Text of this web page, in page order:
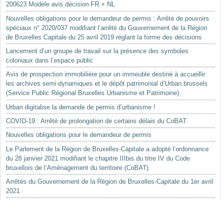
200623 Modèle avis décision FR + NL
Nouvelles obligations pour le demandeur de permis : Arrêté de pouvoirs
spéciaux n° 2020/037 modifiant l’arrêté du Gouvernement de la Région
de Bruxelles Capitale du 25 avril 2019 réglant la forme des décisions
Lancement d’un groupe de travail sur la présence des symboles
coloniaux dans l’espace public
Avis de prospection immobilière pour un immeuble destiné à accueillir
les archives semi-dynamiques et le dépôt patrimonial d’Urban.brussels
(Service Public Régional Bruxelles Urbanisme et Patrimoine).
Urban digitalise la demande de permis d’urbanisme !
COVID-19 : Arrêté de prolongation de certains délais du CoBAT
Nouvelles obligations pour le demandeur de permis
Le Parlement de la Région de Bruxelles-Capitale a adopté l’ordonnance
du 28 janvier 2021 modifiant le chapitre IIIbis du titre IV du Code
bruxellois de l’Aménagement du territoire (CoBAT)
Arrêtés du Gouvernement de la Région de Bruxelles-Capitale du 1er avril
2021